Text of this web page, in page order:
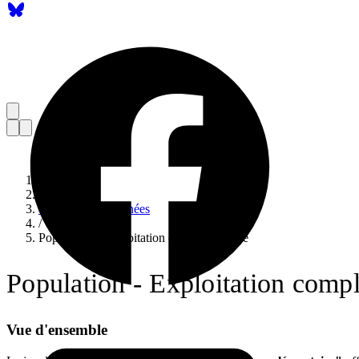
Catalogue de données
/
Population - Exploitation complémentaire
Population - Exploitation
Vue d'ensemble